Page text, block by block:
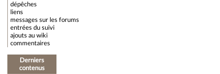
dépêches
liens
messages sur les forums
entrées du suivi
ajouts au wiki
commentaires
Derniers
contenus